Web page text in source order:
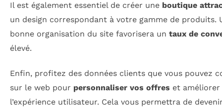
Il est également essentiel de créer une boutique
un design correspondant à votre gamme de produits.
bonne organisation du site favorisera un taux de
élevé.
Enfin, profitez des données clients que vous pouvez
sur le web pour personnaliser vos offres et améliorer
l’expérience utilisateur. Cela vous permettra de